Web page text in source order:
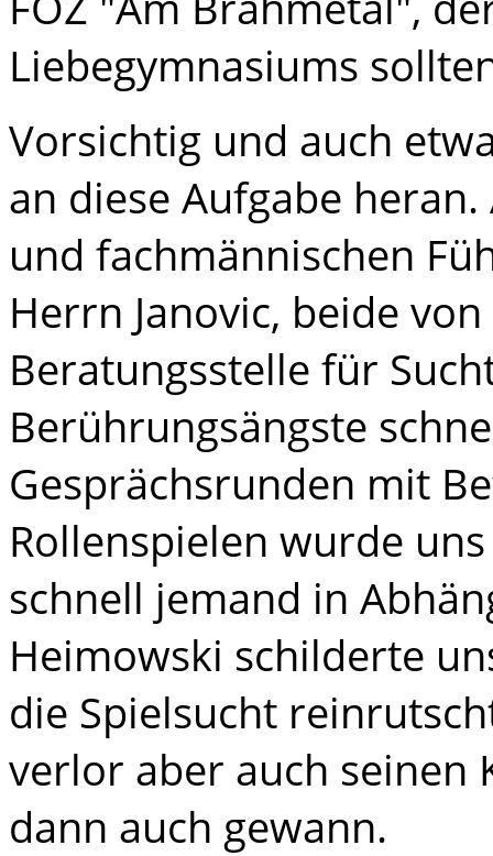
Liebegymnasiums
Vorsichtig und auch
an diese Aufgabe
und fachmännischen
Herrn Janovic, beide
Beratungsstelle für
Berührungsängste
Gesprächsrunden mit
Rollenspielen wurde
schnell jemand in
Heimowski schilderte
die Spielsucht
verlor aber auch seinen
dann auch gewann.